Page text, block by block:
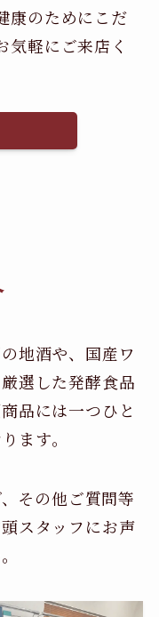
康のためにこだ
気軽にご来店く
地酒や、国産ワ
厳選した発酵食品
品には一つひと
ます。
その他ご質問等
スタッフにお声